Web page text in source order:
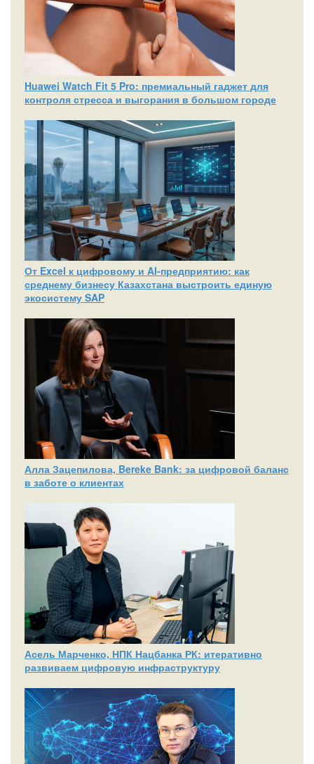
Huawei Watch Fit 5 Pro: премиальный гаджет для
контроля стресса и выгорания в большом городе
От Excel к цифровому и AI‑предприятию: как
среднему бизнесу Казахстана выстроить единую
экосистему SAP
Алла Зацепилова, Bereke Bank: за цифровой баланс
в заботе о клиентах
Асель Марченко, НПК Нацбанка РК: итеративно
развиваем цифровую инфраструктуру